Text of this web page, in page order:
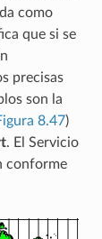
como
que si se
precisas
son la
8.47)
. El Servicio
conforme